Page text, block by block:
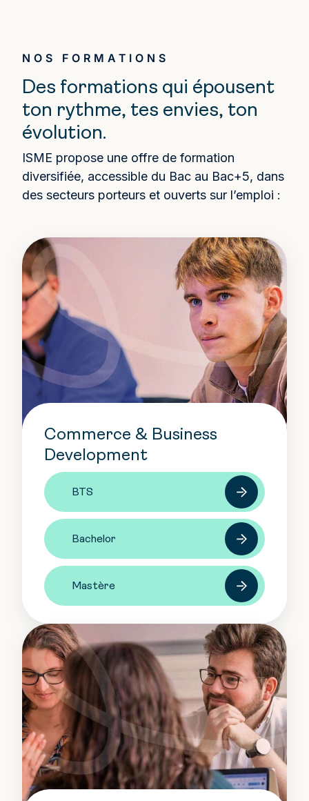
NOS FORMATIONS
Des formations qui épousent
ton rythme, tes envies, ton
évolution.
ISME propose une offre de formation
diversifiée, accessible du Bac au Bac+5, dans
des secteurs porteurs et ouverts sur l’emploi :
Commerce & Business
Development
BTS
Bachelor
Mastère